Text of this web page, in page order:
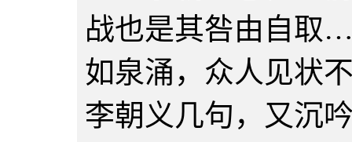
战也是其咎由自取
如泉涌，众人见状
李朝义几句，又沉